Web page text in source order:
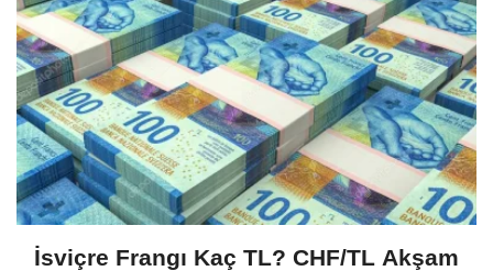
İsviçre Frangı Kaç TL? CHF/TL Akşam